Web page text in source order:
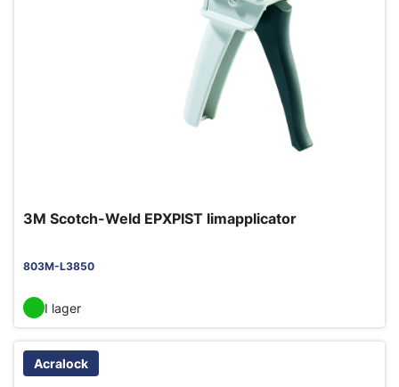
3M Scotch-Weld EPXPIST limapplicator
803M-L3850
I lager
Acralock